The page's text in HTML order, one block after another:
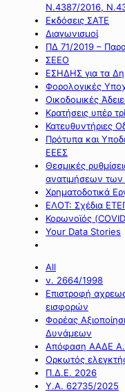
Ν.4387/2016,
Εκδόσεις ΣΑΤΕ
Διαγωνισμοί
ΠΔ 71/2019 –
ΣΕΕΟ
ΕΣΗΔΗΣ για τα
Φορολογικές
Οικοδομικές
Κρατήσεις υπέρ
Κατευθυντήριες
Πρότυπα και
ΕΕΕΣ
Θεσμικές
ανατιμήσεων
Χρηματοδοτικά
ΕΛΟΤ: Σχέδια
Κορωνοϊός
Your Data Stories
All
ν. 2664/1998
Επιστροφή
εισφορών
Φορέας
Δυνάμεων
Απόφαση ΑΑΔΕ
Ορκωτός
Π.Δ.Ε. 2026
Υ.Α. 62735/2025